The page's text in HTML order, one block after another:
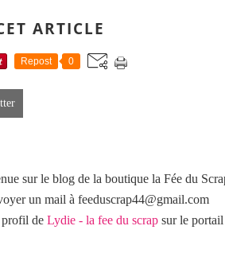
ARTICLE
Repost 0
sur le blog de la boutique la Fée du
un mail à feeduscrap44@gmail.com
de Lydie - la fee du scrap sur le